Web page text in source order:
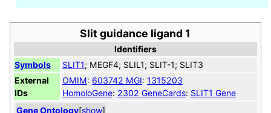
Slit guidance ligand 1
Identifiers
Symbols
SLIT1; MEGF4; SLIL1; SLIT-1; SLIT3
External
IDs
OMIM: 603742 MGI: 1315203
HomoloGene: 2302 GeneCards: SLIT1 Gene
[show]
Gene Ontology